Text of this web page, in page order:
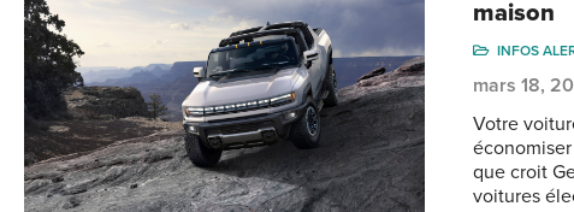
maison
INFOS
mars 18,
Votre
que croit
voitures